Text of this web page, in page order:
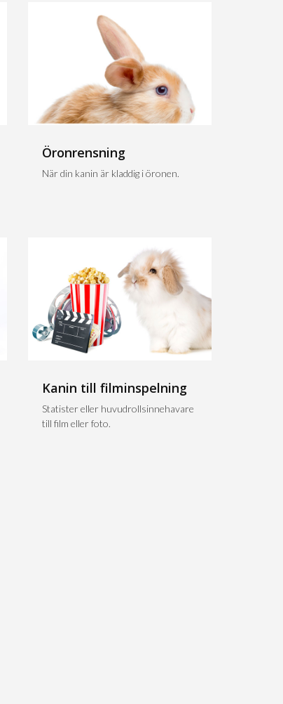
Öronrensning
När din kanin är kladdig i öronen.
Kanin till filminspelning
Statister eller huvudrollsinnehavare
till film eller foto.